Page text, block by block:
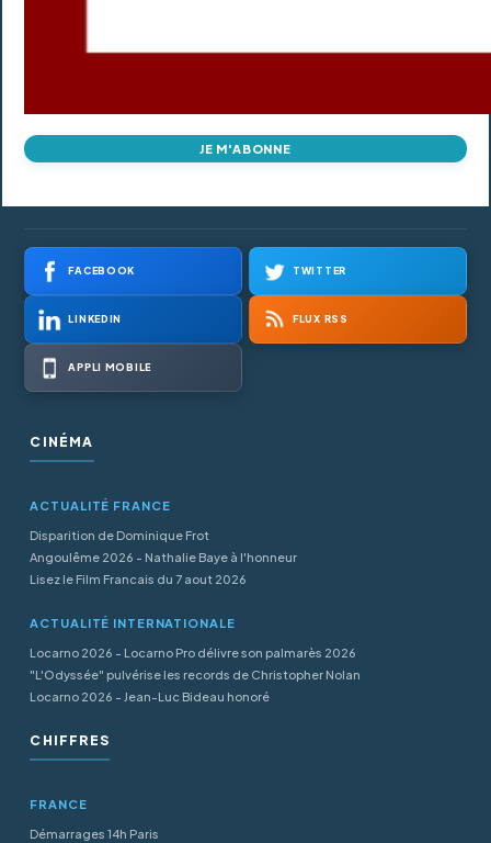
JE M'ABONNE
FACEBOOK TWITTER
LINKEDIN FLUX RSS
APPLI MOBILE
CINÉMA
ACTUALITÉ FRANCE
Disparition de Dominique Frot
Angoulême 2026 - Nathalie Baye à l'honneur
Lisez le Film Francais du 7 aout 2026
ACTUALITÉ INTERNATIONALE
Locarno 2026 - Locarno Pro délivre son palmarès 2026
"L'Odyssée" pulvérise les records de Christopher Nolan
Locarno 2026 - Jean-Luc Bideau honoré
CHIFFRES
FRANCE
Démarrages 14h Paris